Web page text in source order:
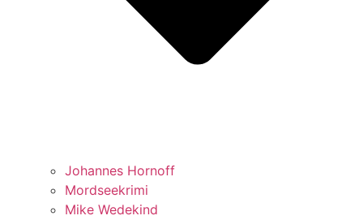
Johannes Hornoff
Mordseekrimi
Mike Wedekind